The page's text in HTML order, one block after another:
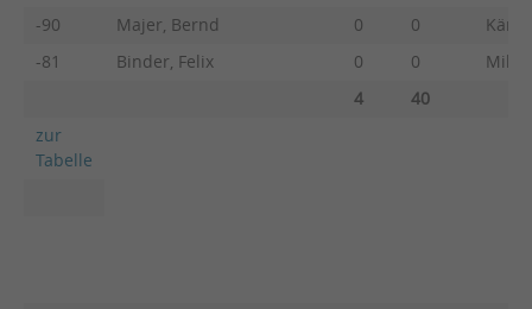
-90
Majer, Bernd 0 0
-81
Binder, Felix 0 0
4
40
zur
Tabelle